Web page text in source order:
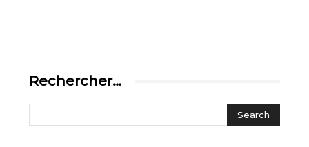
Rechercher…